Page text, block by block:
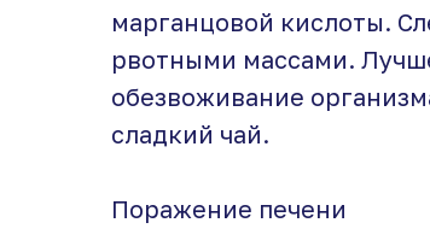
марганцовой кислоты.
рвотными массами.
обезвоживание
сладкий чай.
Поражение печени